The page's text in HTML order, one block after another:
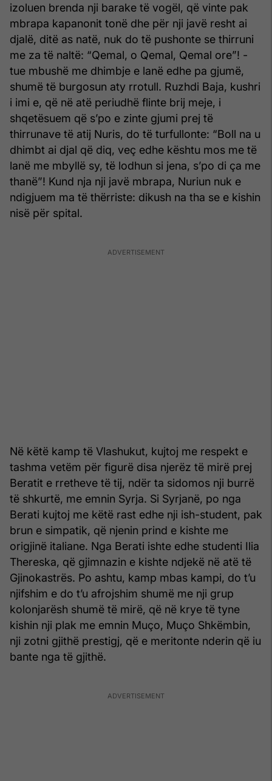
izoluen brenda nji barake të vogël, që vinte pak
mbrapa kapanonit tonë dhe për nji javë resht ai
djalë, ditë as natë, nuk do të pushonte se thirruni
me za të naltë: “Qemal, o Qemal, Qemal ore”! -
tue mbushë me dhimbje e lanë edhe pa gjumë,
shumë të burgosun aty rrotull. Ruzhdi Baja, kushri
i imi e, që në atë periudhë flinte brij meje, i
shqetësuem që s’po e zinte gjumi prej të
thirrunave të atij Nuris, do të turfullonte: “Boll na u
dhimbt ai djal që diq, veç edhe kështu mos me të
lanë me mbyllë sy, të lodhun si jena, s’po di ça me
thanë”! Kund nja nji javë mbrapa, Nuriun nuk e
ndigjuem ma të thërriste: dikush na tha se e kishin
nisë për spital.
Në këtë kamp të Vlashukut, kujtoj me respekt e
tashma vetëm për figurë disa njerëz të mirë prej
Beratit e rretheve të tij, ndër ta sidomos nji burrë
të shkurtë, me emnin Syrja. Si Syrjanë, po nga
Berati kujtoj me këtë rast edhe nji ish-student, pak
brun e simpatik, që njenin prind e kishte me
origjinë italiane. Nga Berati ishte edhe studenti Ilia
Thereska, që gjimnazin e kishte ndjekë në atë të
Gjinokastrës. Po ashtu, kamp mbas kampi, do t’u
njifshim e do t’u afrojshim shumë me nji grup
kolonjarësh shumë të mirë, që në krye të tyne
kishin nji plak me emnin Muço, Muço Shkëmbin,
nji zotni gjithë prestigj, që e meritonte nderin që iu
bante nga të gjithë.